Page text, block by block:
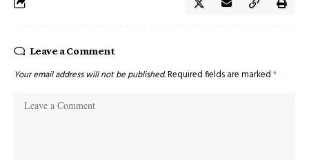
Leave a Comment
Your email address will not be published.Required fields are marked *